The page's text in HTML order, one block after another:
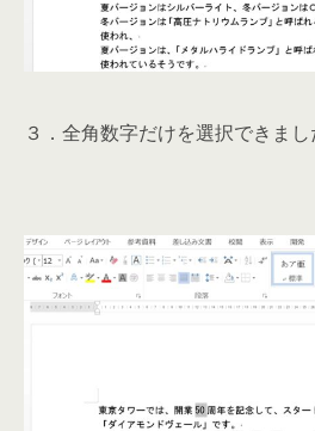
３．全角数字だけを選択できまし